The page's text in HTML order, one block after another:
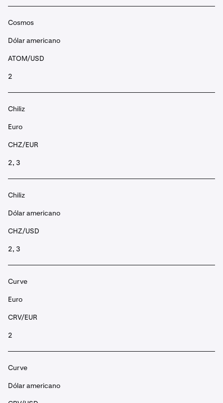
Cosmos
Dólar americano
ATOM/USD
2
Chiliz
Euro
CHZ/EUR
2, 3
Chiliz
Dólar americano
CHZ/USD
2, 3
Curve
Euro
CRV/EUR
2
Curve
Dólar americano